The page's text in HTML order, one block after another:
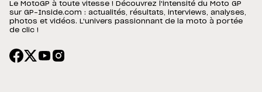
Le MotoGP à toute vitesse ! Découvrez l'intensité du Moto GP
sur GP-Inside.com : actualités, résultats, interviews, analyses,
photos et vidéos. L'univers passionnant de la moto à portée
de clic !